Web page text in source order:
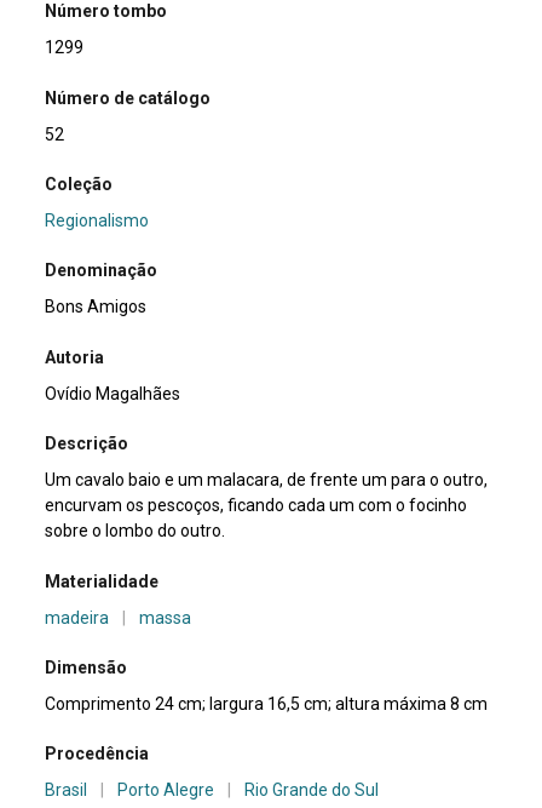
Número tombo
1299
Número de catálogo
52
Coleção
Regionalismo
Denominação
Bons Amigos
Autoria
Ovídio Magalhães
Descrição
Um cavalo baio e um malacara, de frente um para o outro,
encurvam os pescoços, ficando cada um com o focinho
sobre o lombo do outro.
Materialidade
madeira
| massa
Dimensão
Comprimento 24 cm; largura 16,5 cm; altura máxima 8 cm
Procedência
Brasil
Porto Alegre Rio Grande do Sul